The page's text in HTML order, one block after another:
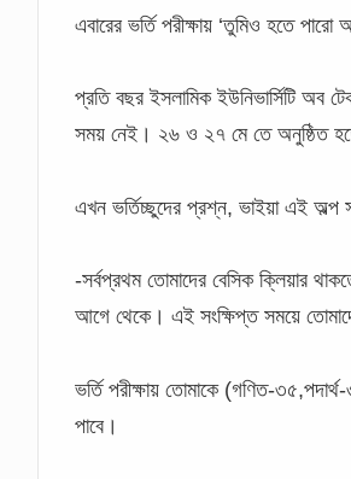
এবারের ভর্তি পরীক্ষায় ‘তুমিও হতে পারো
প্রতি বছর ইসলামিক ইউনিভার্সিটি অব
সময় নেই। ২৬ ও ২৭ মে তে অনুষ্ঠিত হতে
এখন ভর্তিচ্ছুদের প্রশ্ন, ভাইয়া এই অল্প
-সর্বপ্রথম তোমাদের বেসিক ক্লিয়ার
আগে থেকে। এই সংক্ষিপ্ত সময়ে
ভর্তি পরীক্ষায় তোমাকে (গণিত-
পাবে।